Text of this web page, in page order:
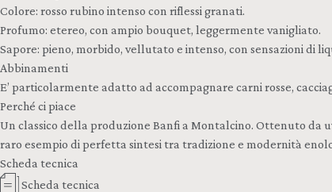
Colore: rosso rubino intenso con riflessi granati.
Profumo: etereo, con ampio bouquet, leggermente vanigliato.
Sapore: pieno, morbido, vellutato e intenso, con sensazioni di
Abbinamenti
E’ particolarmente adatto ad accompagnare carni rosse,
Perché ci piace
Un classico della produzione Banfi a Montalcino. Ottenuto da
raro esempio di perfetta sintesi tra tradizione e modernità
Scheda tecnica
Scheda tecnica